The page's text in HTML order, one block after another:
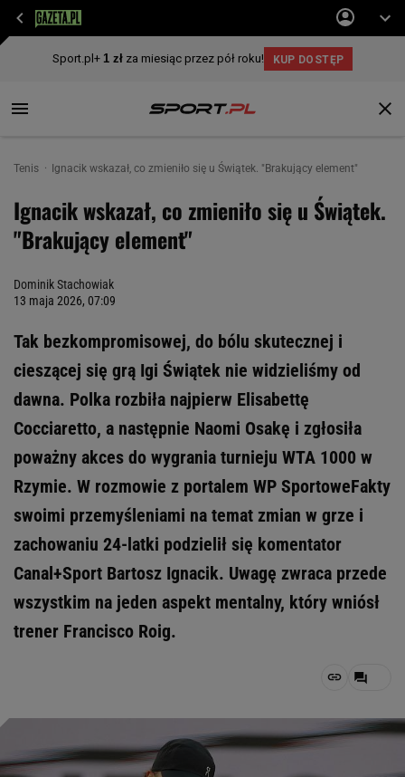
Tenis Ignacik wskazał, co zmieniło się u Świątek. "Brakujący element"
Ignacik wskazał, co zmieniło się u Świątek.
"Brakujący element"
Dominik Stachowiak
13 maja 2026, 07:09
Tak bezkompromisowej, do bólu skutecznej i
cieszącej się grą Igi Świątek nie widzieliśmy od
dawna. Polka rozbiła najpierw Elisabettę
Cocciaretto, a następnie Naomi Osakę i zgłosiła
poważny akces do wygrania turnieju WTA 1000 w
Rzymie. W rozmowie z portalem WP SportoweFakty
swoimi przemyśleniami na temat zmian w grze i
zachowaniu 24-latki podzielił się komentator
Canal+Sport Bartosz Ignacik. Uwagę zwraca przede
wszystkim na jeden aspekt mentalny, który wniósł
trener Francisco Roig.